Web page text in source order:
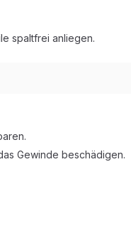
spaltfrei anliegen.
Gewinde beschädigen.